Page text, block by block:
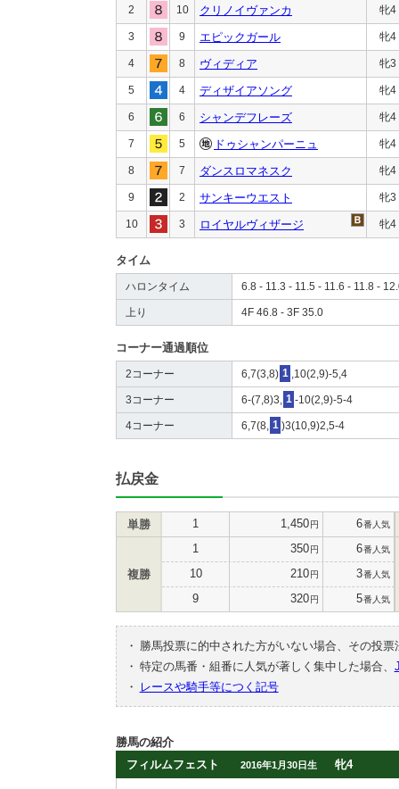
2 10 クリノイヴァンカ 牝4
3 9 エピックガール 牝4
4 8 ヴィディア 牝3
5 4 ディザイアソング 牝4
6 6 シャンデフレーズ 牝4
7 5 ドゥシャンパーニュ 牝4
8 7 ダンスロマネスク 牝4
9 2 サンキーウエスト 牝3
10 3 ロイヤルヴィザージ 牝4
タイム
ハロンタイム 6.8 - 11.3 - 11.5 - 11.6 - 11.8 -
上り 4F 46.8 - 3F 35.0
コーナー通過順位
2コーナー 6,7(3,8) 1 ,10(2,9)-5,4
3コーナー 6-(7,8)3, 1 -10(2,9)-5-4
4コーナー 6,7(8, 1 )3(10,9)2,5-4
払戻金
単勝 1 1,450円 6番人気
複勝
1 350円 6番人気
10 210円 3番人気
9 320円 5番人気
・
勝馬投票に的中された方がいない場合、その投
・ 特定の馬番・組番に人気が著しく集中した場合、
・
レースや騎手等につく記号
勝馬の紹介
フィルムフェスト
2016年1月30日生 牝4